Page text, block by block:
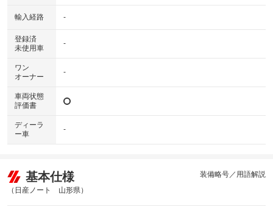
輸入経路 -
登録済
未使用車
-
ワン
オーナー
-
車両状態
評価書
ディーラ
ー車
-
基本仕様
（日産ノート 山形県）
装備略号／用語解説